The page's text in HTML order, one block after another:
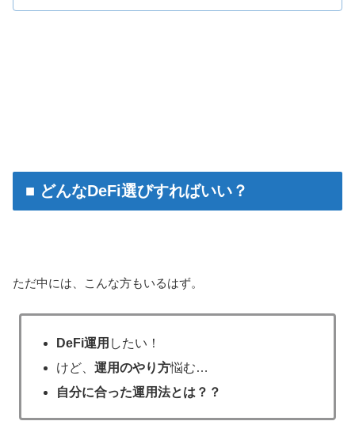
■ どんなDeFi選びすればいい？
ただ中には、こんな方もいるはず。
DeFi運用 したい！
けど、運用のやり方悩む…
自分に合った運用法とは？？